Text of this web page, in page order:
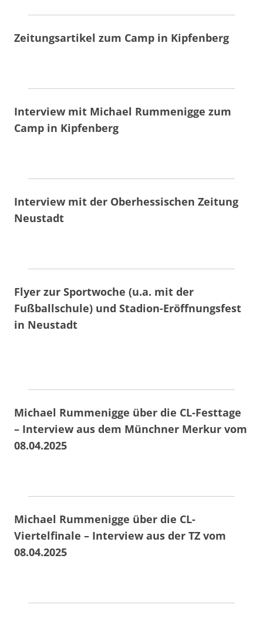
Zeitungsartikel zum Camp in Kipfenberg
Interview mit Michael Rummenigge zum
Camp in Kipfenberg
Interview mit der Oberhessischen Zeitung
Neustadt
Flyer zur Sportwoche (u.a. mit der
Fußballschule) und Stadion-Eröffnungsfest
in Neustadt
Michael Rummenigge über die CL-Festtage
– Interview aus dem Münchner Merkur vom
08.04.2025
Michael Rummenigge über die CL-
Viertelfinale – Interview aus der TZ vom
08.04.2025